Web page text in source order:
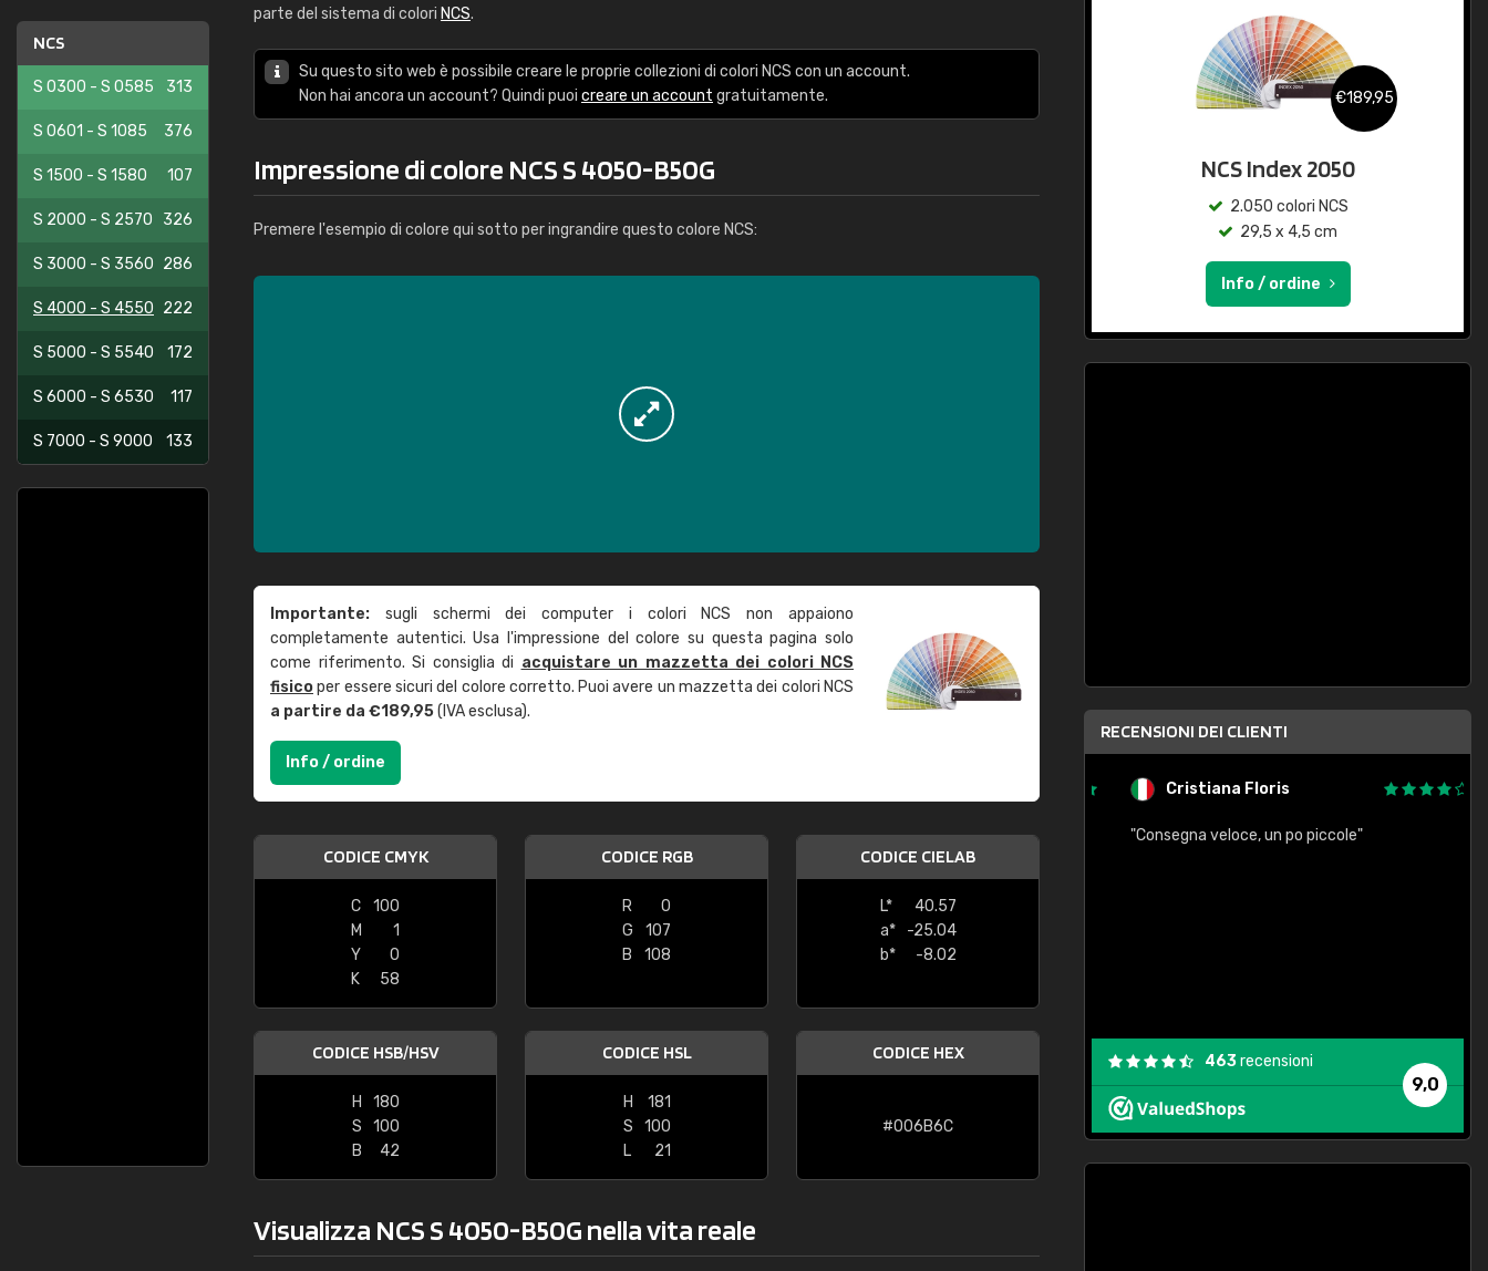
NCS
S 0300 - S 0585 313
S 0601 - S 1085 376
S 1500 - S 1580 107
S 2000 - S 2570 326
S 3000 - S 3560 286
S 4000 - S 4550 222
S 5000 - S 5540 172
S 6000 - S 6530 117
S 7000 - S 9000 133
parte del sistema di colori NCS.
Su questo sito web è possibile creare le proprie collezioni di colori NCS con un account.
Non hai ancora un account? Quindi puoi creare un account gratuitamente.
Impressione di colore NCS S 4050-B50G
Premere l'esempio di colore qui sotto per ingrandire questo colore NCS:
Importante: sugli schermi dei computer i colori NCS non appaiono
completamente autentici. Usa l'impressione del colore su questa pagina solo
come riferimento. Si consiglia di acquistare un mazzetta dei colori NCS
fisicoper essere sicuri del colore corretto. Puoi avere un mazzetta dei colori NCS
a partire da €189,95(IVA esclusa).
Info / ordine
CODICE CMYK
C
100
M
1
Y
0
K
58
CODICE RGB
R
0
G
107
B
108
CODICE CIELAB
L*
40.57
a*
-25.04
b*
-8.02
CODICE HSB/HSV
H
180
S
100
B
42
CODICE HSL
H
181
S
100
L
21
CODICE HEX
#006B6C
Visualizza NCS S 4050-B50G nella vita reale
€189,95
NCS Index 2050
2.050 colori NCS
29,5 x 4,5 cm
Info / ordine
RECENSIONI DEI CLIENTI
"buon servizio"
Cristiana Floris
"Consegna veloce, un po piccole"
9,0
463recensioni